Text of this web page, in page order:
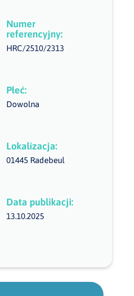
Numer
referencyjny:
HRC/2510/2313
Płeć:
Dowolna
Lokalizacja:
01445 Radebeul
Data publikacji:
13.10.2025